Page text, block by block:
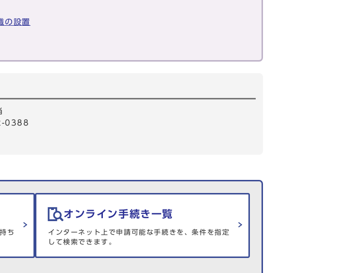
の設置
0388
ち
オンライン手続き一覧
インターネット上で申請可能な手続きを、条件を指定
して検索できます。